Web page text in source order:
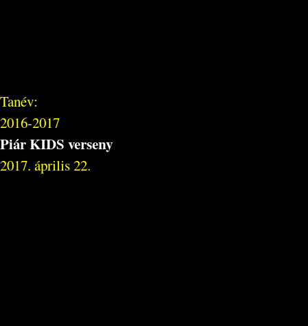
Tanév:
2016-2017
Piár KIDS verseny
2017. április 22.